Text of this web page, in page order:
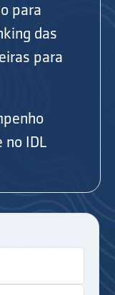
para
das
para
no IDL